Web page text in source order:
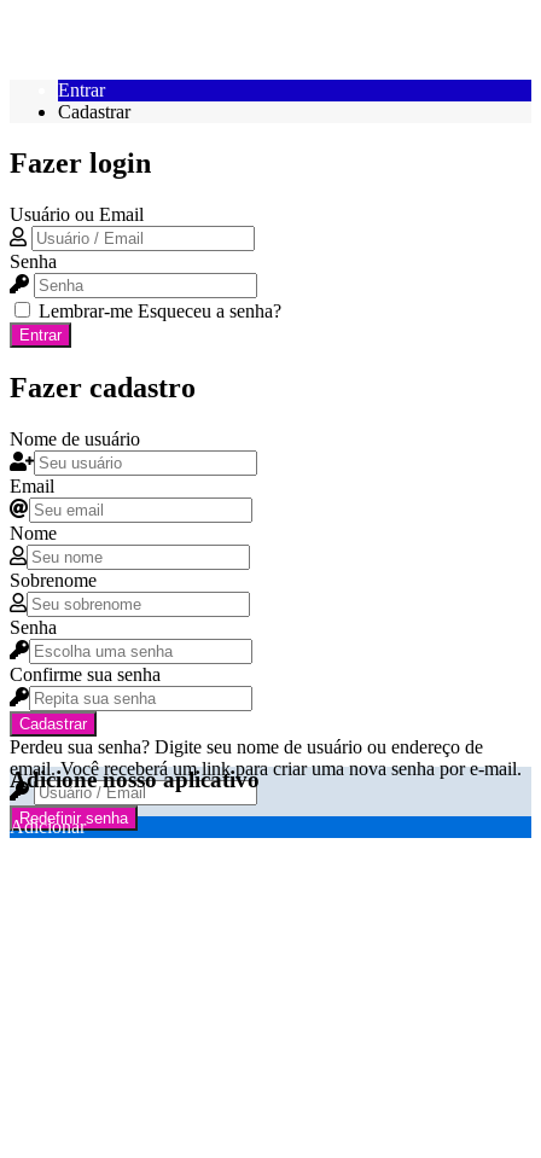
Entrar
Cadastrar
Fazer login
Usuário ou Email
Senha
Lembrar-me Esqueceu a senha?
Entrar
Fazer cadastro
Nome de usuário
Email
Nome
Sobrenome
Senha
Confirme sua senha
Cadastrar
Perdeu sua senha? Digite seu nome de usuário ou endereço de
email. Você receberá um link para criar uma nova senha por e-mail.
Redefinir senha
Adicione nosso aplicativo
Adicionar